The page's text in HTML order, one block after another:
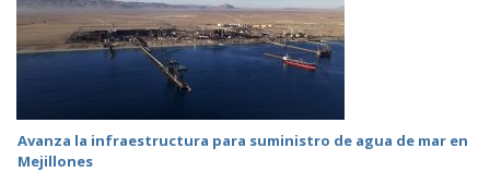
Avanza la infraestructura para suministro de agua de mar en
Mejillones